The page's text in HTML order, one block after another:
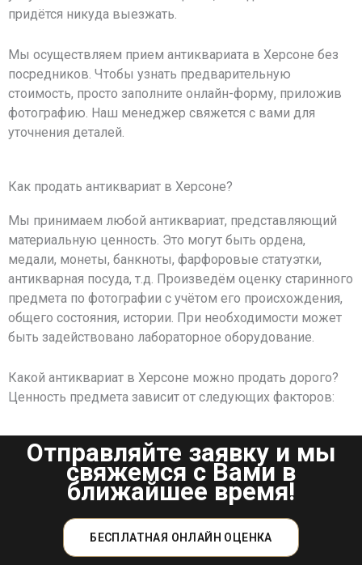
придётся никуда выезжать.
Мы осуществляем прием антиквариата в Херсоне без
посредников. Чтобы узнать предварительную
стоимость, просто заполните онлайн-форму, приложив
фотографию. Наш менеджер свяжется с вами для
уточнения деталей.
Как продать антиквариат в Херсоне?
Мы принимаем любой антиквариат, представляющий
материальную ценность. Это могут быть ордена,
медали, монеты, банкноты, фарфоровые статуэтки,
антикварная посуда, т.д. Произведём оценку старинного
предмета по фотографии с учётом его происхождения,
общего состояния, истории. При необходимости может
быть задействовано лабораторное оборудование.
Какой антиквариат в Херсоне можно продать дорого?
Ценность предмета зависит от следующих факторов:
Отправляйте заявку и мы
свяжемся с Вами в
ближайшее время!
БЕСПЛАТНАЯ ОНЛАЙН ОЦЕНКА